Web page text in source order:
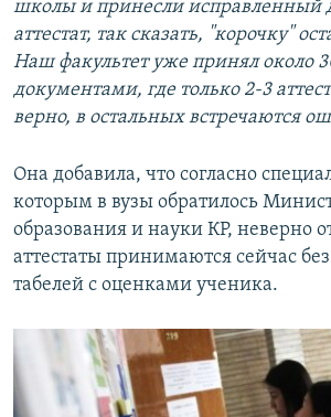
школы и принесли исправленный
аттестат, так сказать, "корочку"
Наш факультет уже принял около
документами, где только 2-3
верно, в остальных встречаются
Она добавила, что согласно
которым в вузы обратилось
образования и науки КР, неверно
аттестаты принимаются сейчас
табелей с оценками ученика.